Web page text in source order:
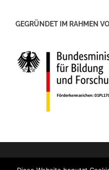
GEGRÜNDET IM RAHMEN